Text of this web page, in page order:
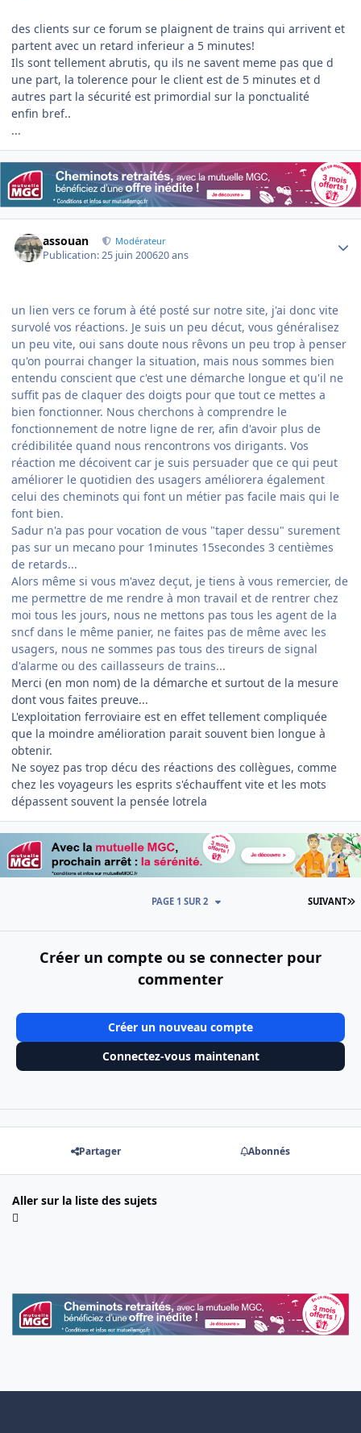
des clients sur ce forum se plaignent de trains qui arrivent et
partent avec un retard inferieur a 5 minutes!
Ils sont tellement abrutis, qu ils ne savent meme pas que d
une part, la tolerence pour le client est de 5 minutes et d
autres part la sécurité est primordial sur la ponctualité
enfin bref..
...
assouan Modérateur
Publication:25 juin 200620 ans
un lien vers ce forum à été posté sur notre site, j'ai donc vite
survolé vos réactions. Je suis un peu décut, vous généralisez
un peu vite, oui sans doute nous rêvons un peu trop à penser
qu'on pourrai changer la situation, mais nous sommes bien
entendu conscient que c'est une démarche longue et qu'il ne
suffit pas de claquer des doigts pour que tout ce mettes a
bien fonctionner. Nous cherchons à comprendre le
fonctionnement de notre ligne de rer, afin d'avoir plus de
crédibilitée quand nous rencontrons vos dirigants. Vos
réaction me décoivent car je suis persuader que ce qui peut
améliorer le quotidien des usagers améliorera également
celui des cheminots qui font un métier pas facile mais qui le
font bien.
Sadur n'a pas pour vocation de vous "taper dessu" surement
pas sur un mecano pour 1minutes 15secondes 3 centièmes
de retards...
Alors même si vous m'avez deçut, je tiens à vous remercier, de
me permettre de me rendre à mon travail et de rentrer chez
moi tous les jours, nous ne mettons pas tous les agent de la
sncf dans le même panier, ne faites pas de même avec les
usagers, nous ne sommes pas tous des tireurs de signal
d'alarme ou des caillasseurs de trains...
Merci (en mon nom) de la démarche et surtout de la mesure
dont vous faites preuve...
L'exploitation ferroviaire est en effet tellement compliquée
que la moindre amélioration parait souvent bien longue à
obtenir.
Ne soyez pas trop décu des réactions des collègues, comme
chez les voyageurs les esprits s'échauffent vite et les mots
dépassent souvent la pensée lotrela
SUIVANT
PAGE 1 SUR 2
Créer un compte ou se connecter pour
commenter
Créer un nouveau compte
Connectez-vous maintenant
Partager Abonnés
Aller sur la liste des sujets